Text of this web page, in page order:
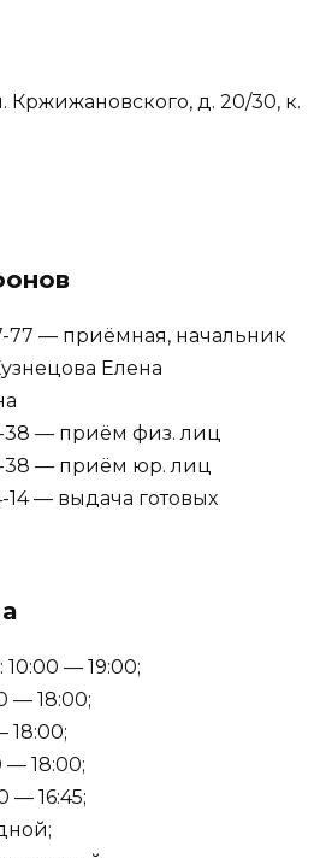
Кржижановского, д. 20/30, к.
77 — приёмная, начальник
Елена
38 — приём физ. лиц
38 — приём юр. лиц
14 — выдача готовых
— 19:00;
— 18:00;
18:00;
— 18:00;
— 16:45;